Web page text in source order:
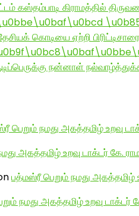
கஸ்தம்பாடி கிராமத்தில்
கொடியை ஏற்றி
நன்னாள்
பெறும் நமது அகத்தமிழ் உறவு
அகத்தமிழ் உறவு டாக்டர் கே.
பத்மஸ்ரீ பெறும் நமது அகத்தமிழ்
நமது அகத்தமிழ் உறவு டாக்டர்